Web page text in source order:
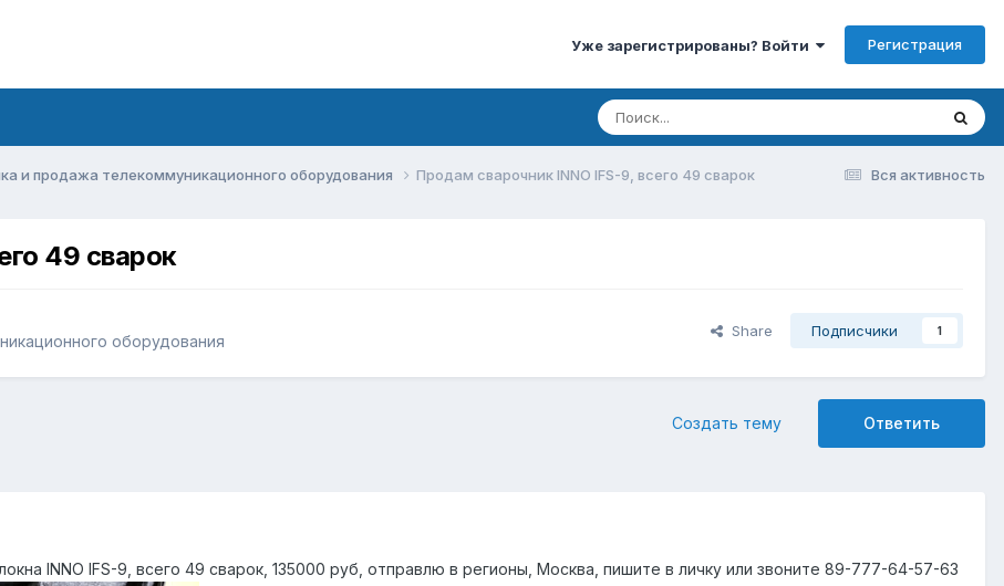
Уже зарегистрированы? Войти Регистрация
Вся активность
и продажа телекоммуникационного оборудования Продам сварочник INNO IFS-9, всего 49 сварок
49 сварок
оборудования
Share Подписчики 1
Ответить
Создать тему
INNO IFS-9, всего 49 сварок, 135000 руб, отправлю в регионы, Москва, пишите в личку или звоните 89-777-64-57-63